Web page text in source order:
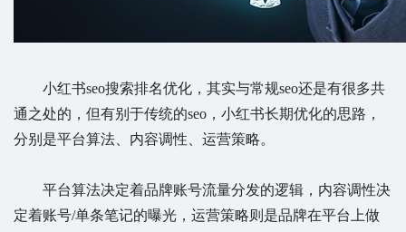
小红书seo搜索排名优化，其实与常规seo还是有很多共
通之处的，但有别于传统的seo，小红书长期优化的思路，
分别是平台算法、内容调性、运营策略。
平台算法决定着品牌账号流量分发的逻辑，内容调性决
定着账号/单条笔记的曝光，运营策略则是品牌在平台上做